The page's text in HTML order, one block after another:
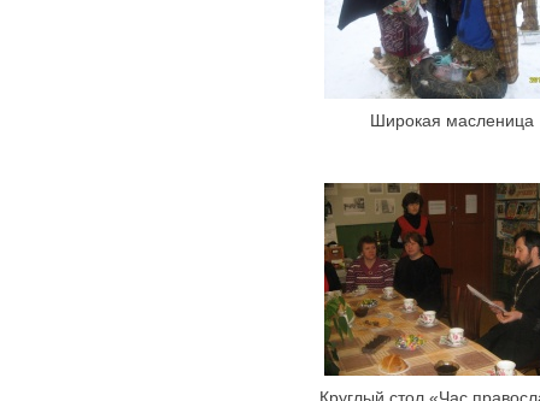
Широкая масленица
Круглый стол «Час